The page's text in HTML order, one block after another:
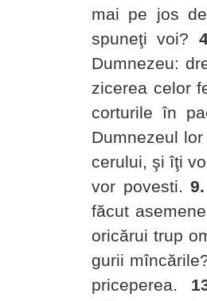
mai pe jos
spuneţi voi?
Dumnezeu:
zicerea celor
corturile în
Dumnezeul
cerului, şi îţi
vor povesti. 9.
făcut
oricărui trup
gurii
priceperea.